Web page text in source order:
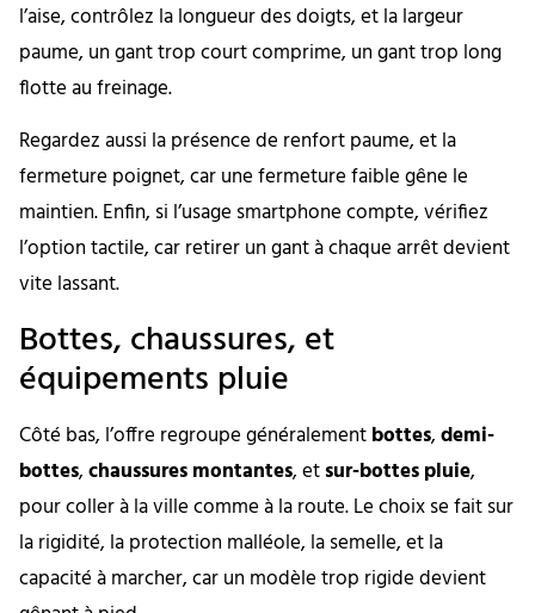
l’aise, contrôlez la longueur des doigts, et la largeur
paume, un gant trop court comprime, un gant trop long
flotte au freinage.
Regardez aussi la présence de renfort paume, et la
fermeture poignet, car une fermeture faible gêne le
maintien. Enfin, si l’usage smartphone compte, vérifiez
l’option tactile, car retirer un gant à chaque arrêt devient
vite lassant.
Bottes, chaussures, et
équipements pluie
Côté bas, l’offre regroupe généralementbottes,demi-
bottes,chaussures montantes, etsur-bottes pluie,
pour coller à la ville comme à la route. Le choix se fait sur
la rigidité, la protection malléole, la semelle, et la
capacité à marcher, car un modèle trop rigide devient